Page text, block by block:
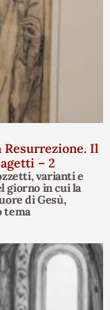
Resurrezione. Il
– 2
varianti e
giorno in cui la
di Gesù,
tema